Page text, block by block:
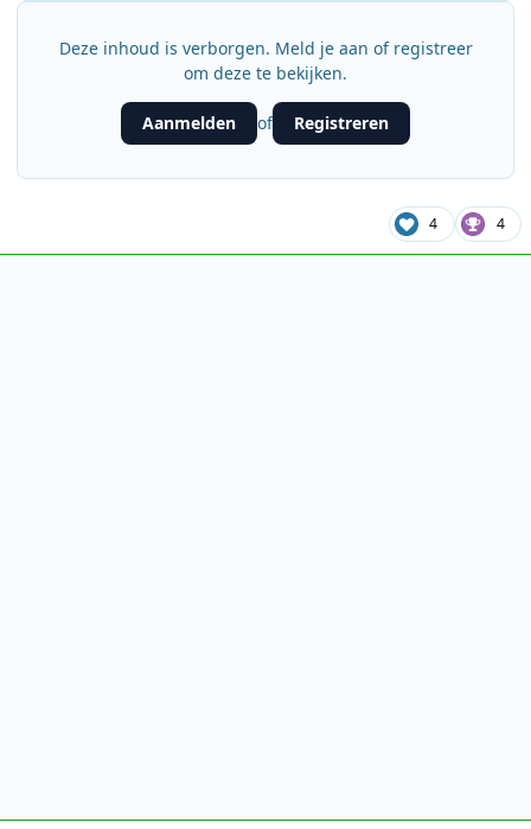
Deze inhoud is verborgen. Meld je aan of registreer
om deze te bekijken.
Aanmelden of Registreren
4 4